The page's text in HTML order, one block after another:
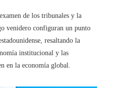
de los tribunales y la
venidero configuran un punto
resaltando la
institucional y las
en la economía global.